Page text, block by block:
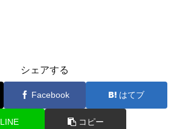
シェアする
Facebook はてブ
LINE コピー